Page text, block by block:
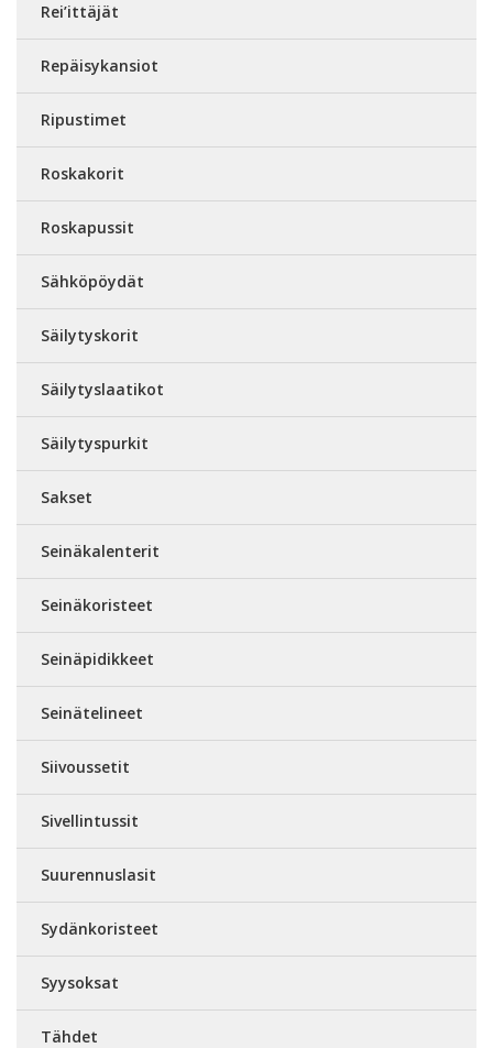
Rei’ittäjät
Repäisykansiot
Ripustimet
Roskakorit
Roskapussit
Sähköpöydät
Säilytyskorit
Säilytyslaatikot
Säilytyspurkit
Sakset
Seinäkalenterit
Seinäkoristeet
Seinäpidikkeet
Seinätelineet
Siivoussetit
Sivellintussit
Suurennuslasit
Sydänkoristeet
Syysoksat
Tähdet